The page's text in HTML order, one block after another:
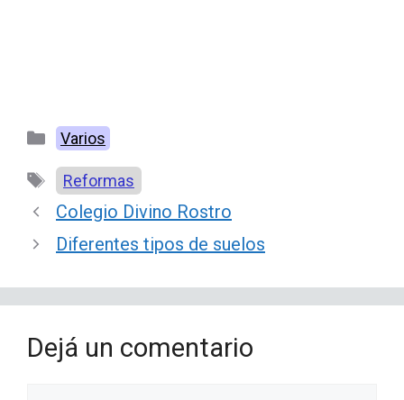
Categorías
Varios
Etiquetas
Reformas
Colegio Divino Rostro
Diferentes tipos de suelos
Dejá un comentario